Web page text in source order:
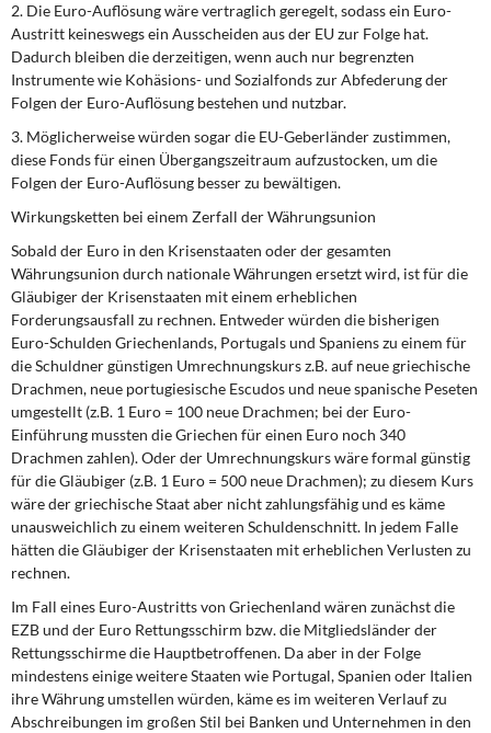
2. Die Euro-Auflösung wäre vertraglich geregelt, sodass ein Euro-
Austritt keineswegs ein Ausscheiden aus der EU zur Folge hat.
Dadurch bleiben die derzeitigen, wenn auch nur begrenzten
Instrumente wie Kohäsions- und Sozialfonds zur Abfederung der
Folgen der Euro-Auflösung bestehen und nutzbar.
3. Möglicherweise würden sogar die EU-Geberländer zustimmen,
diese Fonds für einen Übergangszeitraum aufzustocken, um die
Folgen der Euro-Auflösung besser zu bewältigen.
Wirkungsketten bei einem Zerfall der Währungsunion
Sobald der Euro in den Krisenstaaten oder der gesamten
Währungsunion durch nationale Währungen ersetzt wird, ist für die
Gläubiger der Krisenstaaten mit einem erheblichen
Forderungsausfall zu rechnen. Entweder würden die bisherigen
Euro-Schulden Griechenlands, Portugals und Spaniens zu einem für
die Schuldner günstigen Umrechnungskurs z.B. auf neue griechische
Drachmen, neue portugiesische Escudos und neue spanische Peseten
umgestellt (z.B. 1 Euro = 100 neue Drachmen; bei der Euro-
Einführung mussten die Griechen für einen Euro noch 340
Drachmen zahlen). Oder der Umrechnungskurs wäre formal günstig
für die Gläubiger (z.B. 1 Euro = 500 neue Drachmen); zu diesem Kurs
wäre der griechische Staat aber nicht zahlungsfähig und es käme
unausweichlich zu einem weiteren Schuldenschnitt. In jedem Falle
hätten die Gläubiger der Krisenstaaten mit erheblichen Verlusten zu
rechnen.
Im Fall eines Euro-Austritts von Griechenland wären zunächst die
EZB und der Euro Rettungsschirm bzw. die Mitgliedsländer der
Rettungsschirme die Hauptbetroffenen. Da aber in der Folge
mindestens einige weitere Staaten wie Portugal, Spanien oder Italien
ihre Währung umstellen würden, käme es im weiteren Verlauf zu
Abschreibungen im großen Stil bei Banken und Unternehmen in den